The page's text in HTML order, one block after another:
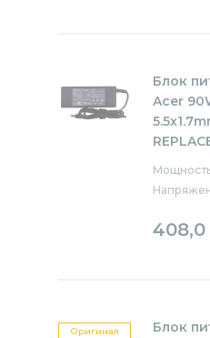
Блок
Acer
408,0
Оригинал
Блок